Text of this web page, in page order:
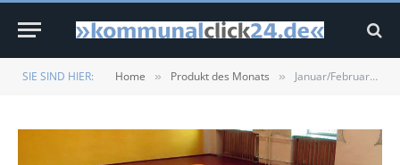
SIE SIND HIER: Home » Produkt des Monats » Januar/Februar: Weltweit einzigartiges System: Kindergarten-Böden wie neu